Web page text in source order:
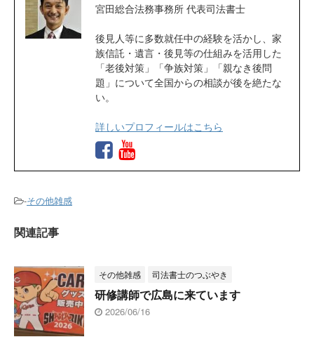
宮田総合法務事務所 代表司法書士
後見人等に多数就任中の経験を活かし、家
族信託・遺言・後見等の仕組みを活用した
「老後対策」「争族対策」「親なき後問
題」について全国からの相談が後を絶たな
い。
詳しいプロフィールはこちら
-その他雑感
関連記事
その他雑感 司法書士のつぶやき
研修講師で広島に来ています
2026/06/16